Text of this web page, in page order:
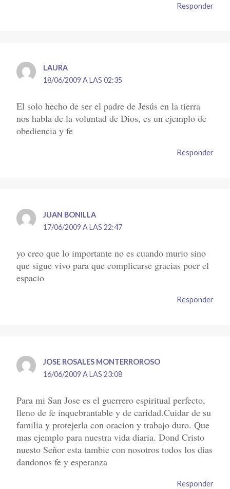
Responder
LAURA
18/06/2009 A LAS 02:35
El solo hecho de ser el padre de Jesús en la tierra
nos habla de la voluntad de Dios, es un ejemplo de
obediencia y fe
Responder
JUAN BONILLA
17/06/2009 A LAS 22:47
yo creo que lo importante no es cuando murio sino
que sigue vivo para que complicarse gracias poer el
espacio
Responder
JOSE ROSALES MONTERROROSO
16/06/2009 A LAS 23:08
Para mi San Jose es el guerrero espiritual perfecto,
lleno de fe inquebrantable y de caridad.Cuidar de su
familia y protejerla con oracion y trabajo duro. Que
mas ejemplo para nuestra vida diaria. Dond Cristo
nuesto Señor esta tambie con nosotros todos los dias
dandonos fe y esperanza
Responder